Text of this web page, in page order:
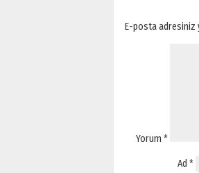
E-posta adresiniz
Yorum *
Ad *